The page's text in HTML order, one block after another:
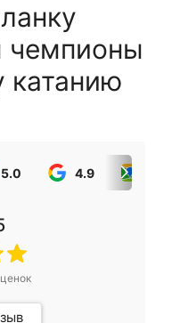
чемпионы
катанию
5.0 4.9